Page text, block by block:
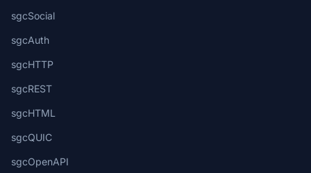
sgcSocial
sgcAuth
sgcHTTP
sgcREST
sgcHTML
sgcQUIC
sgcOpenAPI